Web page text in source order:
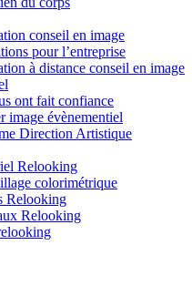
conseil en image
pour l’entreprise
à distance conseil en image
ont fait confiance
image évènementiel
Direction Artistique
Relooking
colorimétrique
Relooking
Relooking